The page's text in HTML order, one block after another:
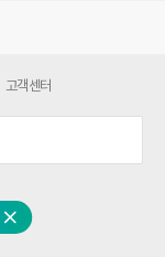
닫기
고객센터